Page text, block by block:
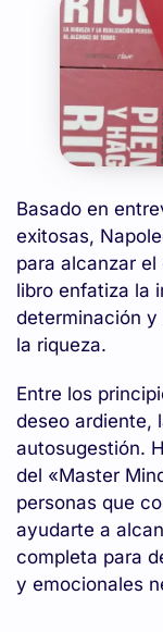
Basado en
exitosas,
para alcanzar
libro enfatiza la
determinación y
la riqueza.
Entre los
deseo ardiente,
autosugestión.
del «Master
personas que
ayudarte a
completa para
y emocionales